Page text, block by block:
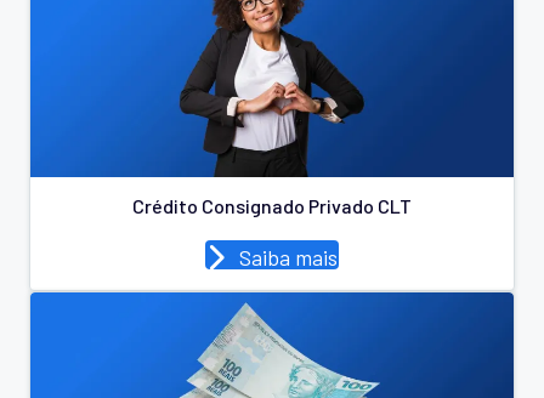
Crédito Consignado Privado CLT
Saiba mais